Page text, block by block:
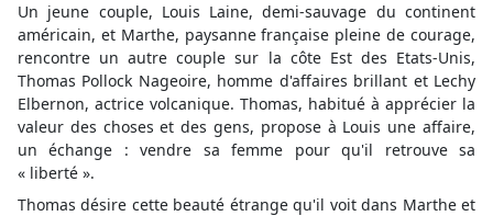
Un jeune couple, Louis Laine, demi-sauvage du continent
américain, et Marthe, paysanne française pleine de courage,
rencontre un autre couple sur la côte Est des Etats-Unis,
Thomas Pollock Nageoire, homme d'affaires brillant et Lechy
Elbernon, actrice volcanique. Thomas, habitué à apprécier la
valeur des choses et des gens, propose à Louis une affaire,
un échange : vendre sa femme pour qu'il retrouve sa
« liberté ».
Thomas désire cette beauté étrange qu'il voit dans Marthe et